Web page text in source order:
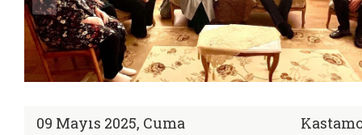
09 Mayıs 2025, Cuma